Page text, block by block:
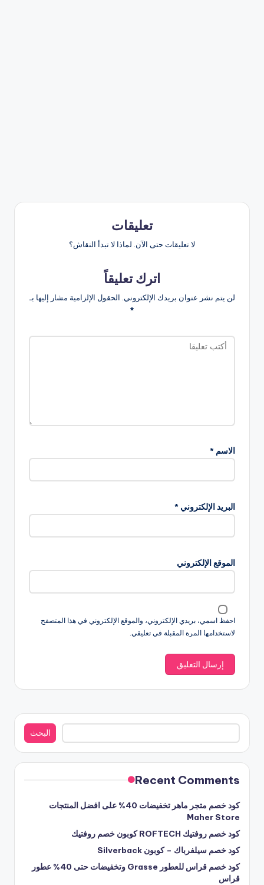
تعليقات
لا تعليقات حتى الآن. لماذا لا تبدأ النقاش؟
اترك تعليقاً
لن يتم نشر عنوان بريدك الإلكتروني. الحقول الإلزامية مشار إليها بـ
*
الاسم *
البريد الإلكتروني *
الموقع الإلكتروني
احفظ اسمي، بريدي الإلكتروني، والموقع الإلكتروني في هذا المتصفح
لاستخدامها المرة المقبلة في تعليقي.
البحث
البحث
Recent Comments
كود خصم متجر ماهر تخفيضات 40% على افضل المنتجات
Maher Store
كود خصم روفتيك ROFTECH كوبون خصم روفتيك
كود خصم سيلفرباك – كوبون Silverback
كود خصم قراس للعطور Grasse وتخفيضات حتى 40% عطور
قراس